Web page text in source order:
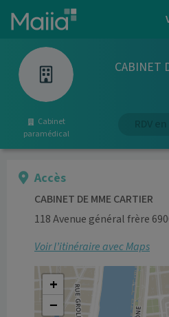
Aller au contenu principal
CABINET
Cabinet
paramédical
Accès
CABINET DE MME CARTIER
118 Avenue général frère
Voir l’itinéraire avec Maps
+
−